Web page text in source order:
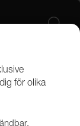
för olika